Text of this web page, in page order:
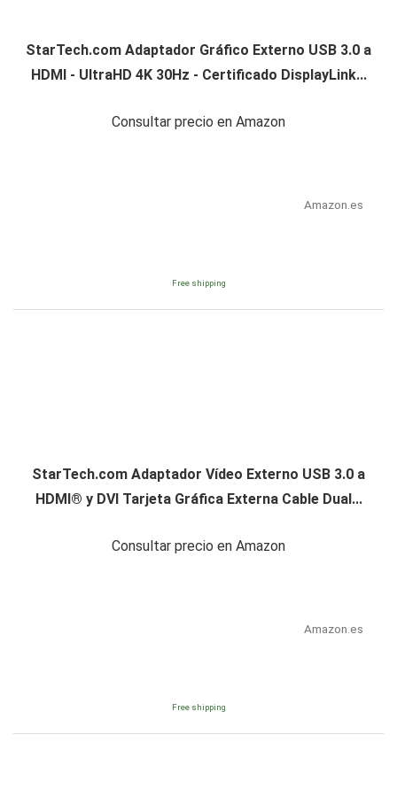
StarTech.com Adaptador Gráfico Externo USB 3.0 a
HDMI - UltraHD 4K 30Hz - Certificado DisplayLink...
Consultar precio en Amazon
Amazon.es
Free shipping
StarTech.com Adaptador Vídeo Externo USB 3.0 a
HDMI® y DVI Tarjeta Gráfica Externa Cable Dual...
Consultar precio en Amazon
Amazon.es
Free shipping